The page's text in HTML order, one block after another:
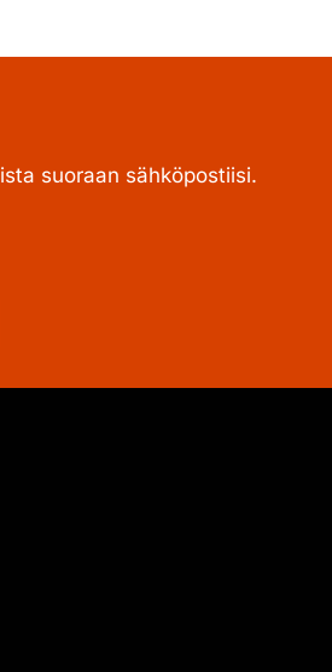
suoraan sähköpostiisi.